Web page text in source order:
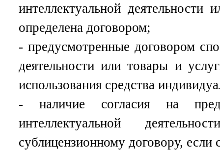
интеллектуальной деятельности
определена договором;
- предусмотренные договором
деятельности или товары и
использования средства
- наличие согласия на
интеллектуальной
сублицензионному договору, если